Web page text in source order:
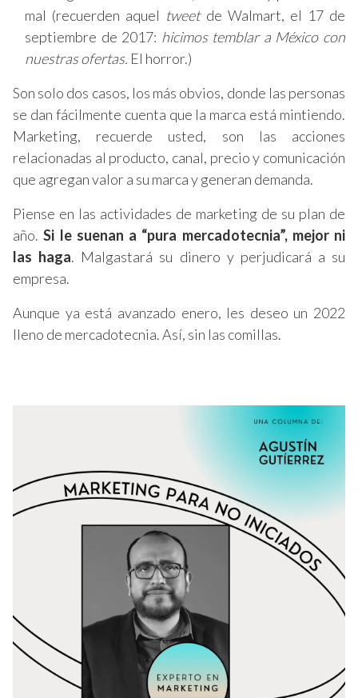
mal (recuerden aquel tweet de Walmart, el 17 de
septiembre de 2017: hicimos temblar a México con
nuestras ofertas. El horror.)
Son solo dos casos, los más obvios, donde las personas
se dan fácilmente cuenta que la marca está mintiendo.
Marketing, recuerde usted, son las acciones
relacionadas al producto, canal, precio y comunicación
que agregan valor a su marca y generan demanda.
Piense en las actividades de marketing de su plan de
año. Si le suenan a “pura mercadotecnia”, mejor ni
las haga. Malgastará su dinero y perjudicará a su
empresa.
Aunque ya está avanzado enero, les deseo un 2022
lleno de mercadotecnia. Así, sin las comillas.